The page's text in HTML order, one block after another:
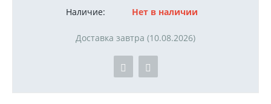
Наличие:
Нет в наличии
Доставка завтра (10.08.2026)